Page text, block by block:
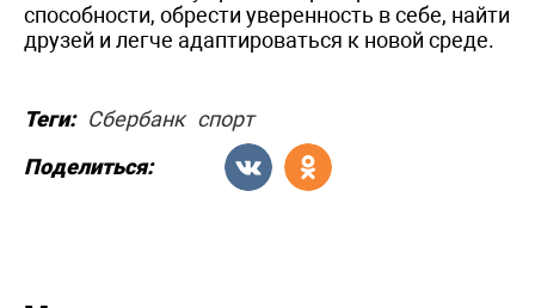
способности, обрести уверенность в себе, найти
друзей и легче адаптироваться к новой среде.
Теги: Сбербанк спорт
Поделиться: